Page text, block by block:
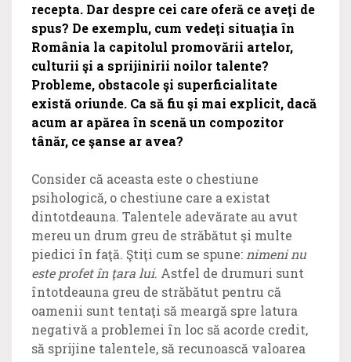
recepta. Dar despre cei care oferă ce aveţi de
spus? De exemplu, cum vedeţi situaţia în
România la capitolul promovării artelor,
culturii şi a sprijinirii noilor talente?
Probleme, obstacole şi superficialitate
există oriunde. Ca să fiu şi mai explicit, dacă
acum ar apărea în scenă un compozitor
tânăr, ce şanse ar avea?
Consider că aceasta este o chestiune
psihologică, o chestiune care a existat
dintotdeauna. Talentele adevărate au avut
mereu un drum greu de străbătut şi multe
piedici în faţă. Ştiţi cum se spune: nimeni nu
este profet în ţara lui. Astfel de drumuri sunt
întotdeauna greu de străbătut pentru că
oamenii sunt tentaţi să meargă spre latura
negativă a problemei în loc să acorde credit,
să sprijine talentele, să recunoască valoarea